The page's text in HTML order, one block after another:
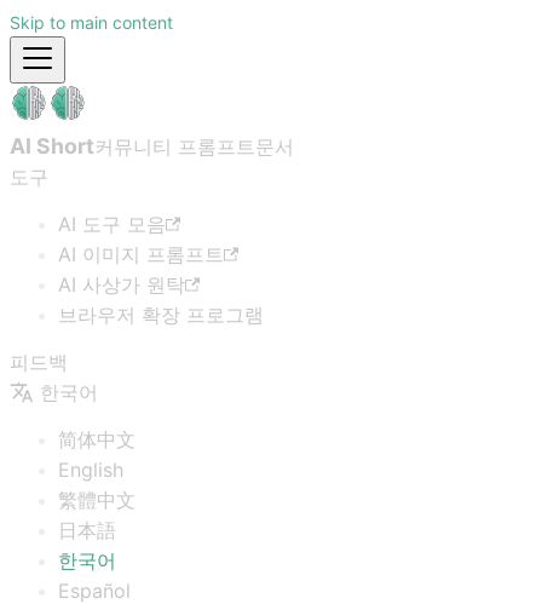
Skip to main content
AI Short커뮤니티 프롬프트문서
도구
AI 도구 모음
AI 이미지 프롬프트
AI 사상가 원탁
브라우저 확장 프로그램
피드백
한국어
简体中文
English
繁體中文
日本語
한국어
Español